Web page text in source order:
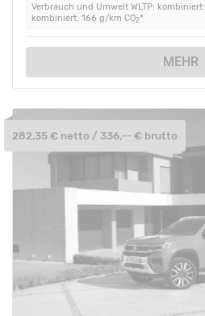
Verbrauch und Umwelt WLTP:
kombiniert: 166 g/km CO2*
MEHR
282,35 € netto / 336,-- € brutto